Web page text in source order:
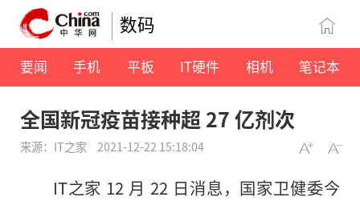
数码
要闻 手机 平板 IT硬件 相机 笔记本
全国新冠疫苗接种超 27 亿剂次
来源：IT之家 2021-12-22 15:18:04
IT之家 12 月 22 日消息，国家卫健委今